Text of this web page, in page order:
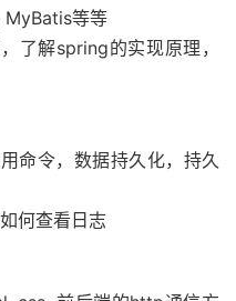
等等
了解spring的实现原理，
命令，数据持久化，持久
何查看日志